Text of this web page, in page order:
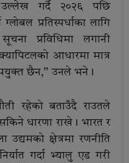
गर्दै २०२६ पछि
ग्लोबल प्रतिस्पर्धाका लागि
प्रविधिमा लगानी
आधारमा मात्र
छैन,” उनले भने।
रहेको बताउँदै राउतले
धारणा राखे। भारत र
उद्यमको क्षेत्रमा रणनीति
गर्दा भ्यालु एड गरी